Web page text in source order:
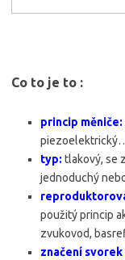
Co to je to :
princip měniče:
typ: tlakový, se
jednoduchý
použitý princip
zvukovod,
značení svorek